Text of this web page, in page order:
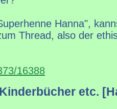
Hanna",
Thread, also der
16388
etc.